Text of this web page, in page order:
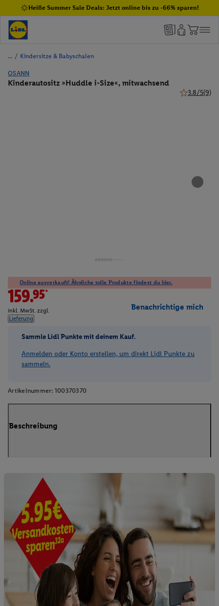
Heiße Summer Sale Deals: Jetzt online bis zu -66% sparen!
/ Kindersitze & Babyschalen
OSANN
Kinderautositz »Huddle i-Size«, mitwachsend
3.8/5(9)
Online ausverkauft! Ähnliche tolle Produkte findest du hier.
159.95*
inkl. MwSt. zzgl.
Lieferung
Benachrichtige mich
Sammle Lidl Punkte mit deinem Kauf.
Anmelden oder Konto erstellen, um direkt Lidl Punkte zu
sammeln.
Artikelnummer: 100370370
Beschreibung